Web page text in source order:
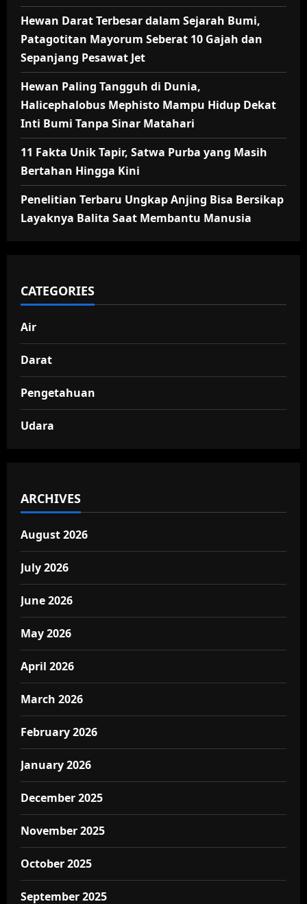
Hewan Darat Terbesar dalam Sejarah Bumi,
Patagotitan Mayorum Seberat 10 Gajah dan
Sepanjang Pesawat Jet
Hewan Paling Tangguh di Dunia,
Halicephalobus Mephisto Mampu Hidup Dekat
Inti Bumi Tanpa Sinar Matahari
11 Fakta Unik Tapir, Satwa Purba yang Masih
Bertahan Hingga Kini
Penelitian Terbaru Ungkap Anjing Bisa Bersikap
Layaknya Balita Saat Membantu Manusia
CATEGORIES
Air
Darat
Pengetahuan
Udara
ARCHIVES
August 2026
July 2026
June 2026
May 2026
April 2026
March 2026
February 2026
January 2026
December 2025
November 2025
October 2025
September 2025